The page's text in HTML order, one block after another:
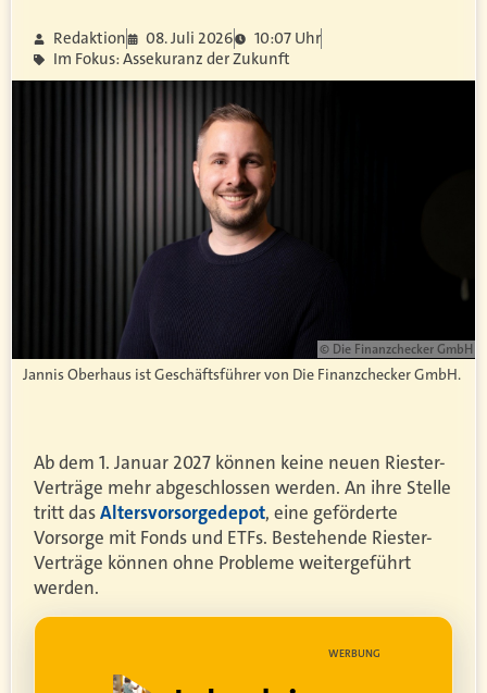
Redaktion 08. Juli 2026
10:07 Uhr
Im Fokus: Assekuranz der Zukunft
© Die Finanzchecker GmbH
Jannis Oberhaus ist Geschäftsführer von Die Finanzchecker GmbH.
Ab dem 1. Januar 2027 können keine neuen Riester-
Verträge mehr abgeschlossen werden. An ihre Stelle
tritt dasAltersvorsorgedepot, eine geförderte
Vorsorge mit Fonds und ETFs. Bestehende Riester-
Verträge können ohne Probleme weitergeführt
werden.
WERBUNG